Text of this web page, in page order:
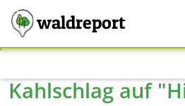
waldreport
Kahlschlag auf